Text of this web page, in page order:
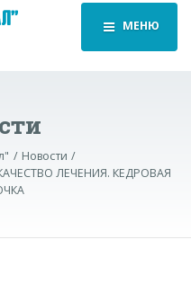
МЕНЮ
Новости
ЛЕЧЕНИЯ. КЕДРОВАЯ